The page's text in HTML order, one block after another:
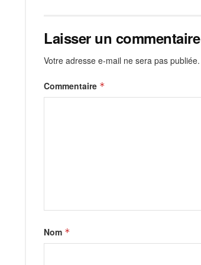
Laisser un commentaire
Votre adresse e-mail ne sera pas publiée.
Commentaire *
Nom *